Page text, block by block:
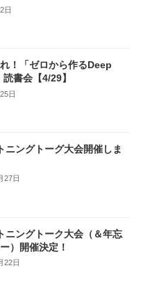
日
！「ゼロから作るDeep
書会【4/29】
日
ニングトーグ大会開催しま
27日
ニングトーク大会（＆年忘
）開催決定！
22日